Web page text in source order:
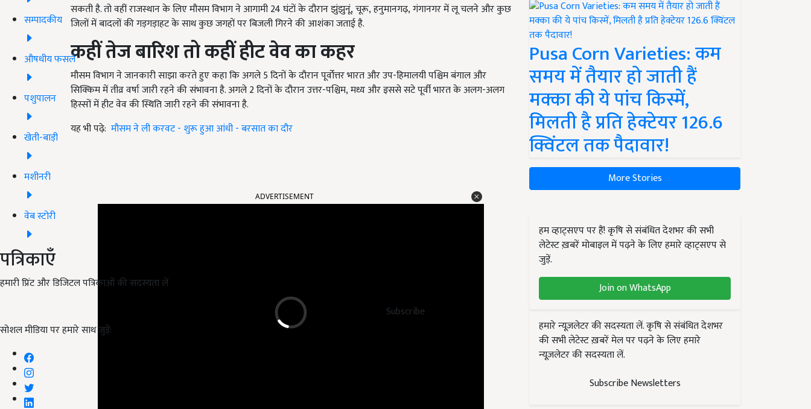
सम्पादकीय
औषधीय फसलें
पशुपालन
खेती-बाड़ी
मशीनरी
वेब स्टोरी
पत्रिकाएँ
हमारी प्रिंट और डिजिटल पत्रिकाओं की सदस्यता लें
Subscribe
सोशल मीडिया पर हमारे साथ जुड़ें:
सकती है. तो वहीं राजस्थान के लिए मौसम विभाग ने आगामी24घंटों के दौरान झुंझुनूं,चूरू,हनुमानगढ़,गंगानगर में लू चलने और कुछ
जिलों में बादलों की गड़गड़ाहट के साथ कुछ जगहों पर बिजली गिरने की आशंका जताई है.
कहीं तेज बारिश तो कहीं हीट वेव का कहर
मौसम विभाग ने जानकारी साझा करते हुए कहा कि अगले5दिनों के दौरान पूर्वोत्तर भारत और उप-हिमालयी पश्चिम बंगाल और
सिक्किम में तीव्र वर्षा जारी रहने की संभावना है. अगले2दिनों के दौरान उत्तर-पश्चिम,मध्य और इससे सटे पूर्वी भारत के अलग-अलग
हिस्सों में हीट वेव की स्थिति जारी रहने की संभावना है.
यह भी पढ़े: मौसम ने ली करवट - शुरू हुआ आंधी - बरसात का दौर
Pusa Corn Varieties: कम
समय में तैयार हो जाती हैं
मक्का की ये पांच किस्में,
मिलती है प्रति हेक्टेयर 126.6
क्विंटल तक पैदावार!
More Stories
हम व्हाट्सएप पर हैं! कृषि से संबंधित देशभर की सभी
लेटेस्ट ख़बरें मोबाइल में पढ़ने के लिए हमारे व्हाट्सएप से
जुड़ें.
Join on WhatsApp
हमारे न्यूज़लेटर की सदस्यता लें. कृषि से संबंधित देशभर
की सभी लेटेस्ट ख़बरें मेल पर पढ़ने के लिए हमारे
न्यूज़लेटर की सदस्यता लें.
Subscribe Newsletters